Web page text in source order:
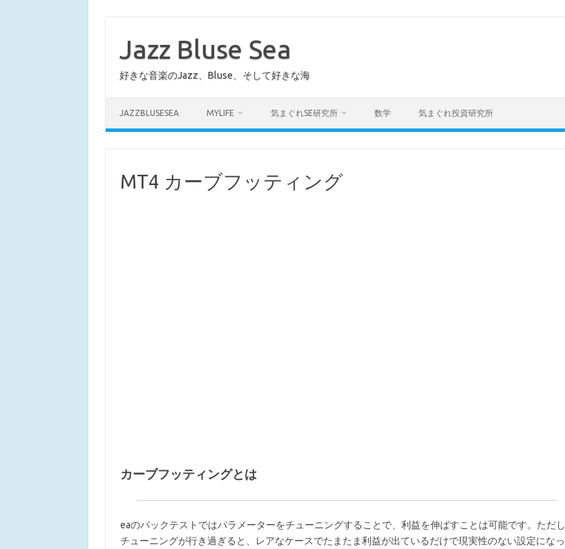
Jazz Bluse Sea
好きな音楽のJazz、Bluse、そして好きな海
JAZZBLUSESEA MYLIFE 気まぐれSE研究所 数学 気まぐれ投資研究所
MT4 カーブフッティング
カーブフッティングとは
eaのバックテストではパラメーターをチューニングすることで、利益を伸ばすことは可能です。ただし
チューニングが行き過ぎると、レアなケースでたまたま利益が出ているだけで現実性のない設定になっ